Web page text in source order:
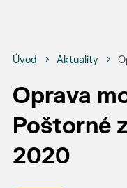
Úvod Aktuality
Oprava
Poštorné
2020